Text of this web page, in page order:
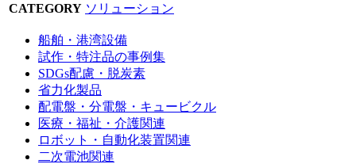
CATEGORY ソリューション
船舶・港湾設備
試作・特注品の事例集
SDGs配慮・脱炭素
省力化製品
配電盤・分電盤・キュービクル
医療・福祉・介護関連
ロボット・自動化装置関連
二次電池関連